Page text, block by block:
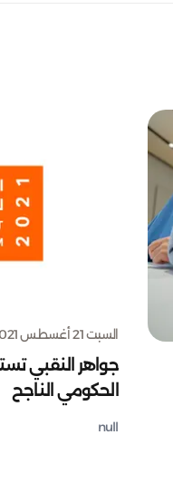
السبت 21 أغسطس 2021
الحكومي الناجح
null